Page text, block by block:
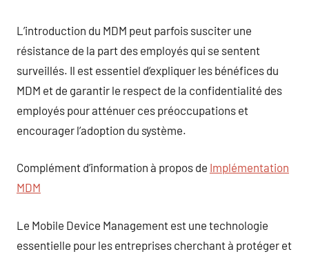
L’introduction du MDM peut parfois susciter une
résistance de la part des employés qui se sentent
surveillés. Il est essentiel d’expliquer les bénéfices du
MDM et de garantir le respect de la confidentialité des
employés pour atténuer ces préoccupations et
encourager l’adoption du système.
Complément d’information à propos de Implémentation
MDM
Le Mobile Device Management est une technologie
essentielle pour les entreprises cherchant à protéger et